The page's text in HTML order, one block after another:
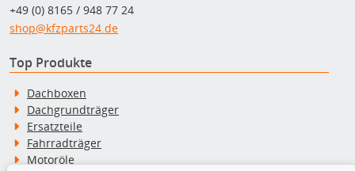
+49 (0) 8165 / 948 77 24
shop@kfzparts24.de
Top Produkte
Dachboxen
Dachgrundträger
Ersatzteile
Fahrradträger
Motoröle